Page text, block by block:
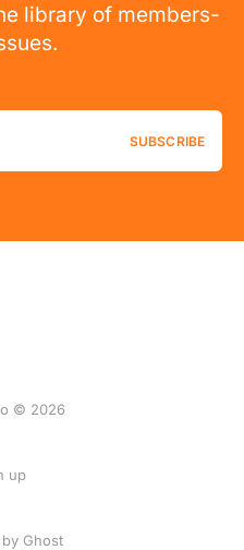
library of members-
SUBSCRIBE
© 2026
up
Ghost